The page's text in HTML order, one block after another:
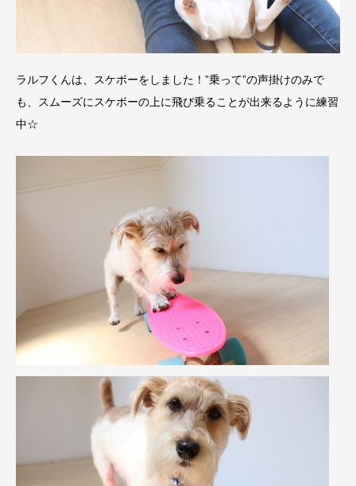
ラルフくんは、スケボーをしました！”乗って”の声掛けのみで
も、スムーズにスケボーの上に飛び乗ることが出来るように練習
中☆